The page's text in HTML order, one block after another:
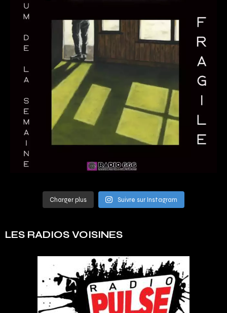
Charger plus Suivre sur Instagram
LES RADIOS VOISINES